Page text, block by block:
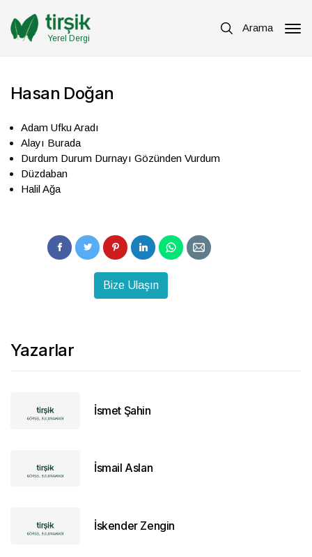
Yerel Dergi
Arama
Hasan Doğan
Adam Ufku Aradı
Alayı Burada
Durdum Durum Durnayı Gözünden Vurdum
Düzdaban
Halil Ağa
Bize Ulaşın
Yazarlar
İsmet Şahin
İsmail Aslan
İskender Zengin